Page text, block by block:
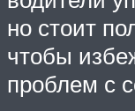
но стоит
чтобы
проблем с